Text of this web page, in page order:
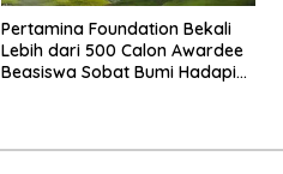
Pertamina Foundation Bekali
Lebih dari 500 Calon Awardee
Beasiswa Sobat Bumi Hadapi